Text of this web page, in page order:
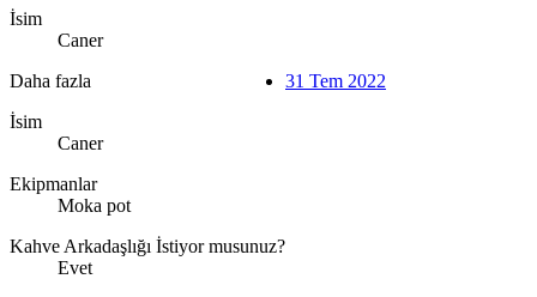
İsim
Caner
Daha fazla
İsim
Caner
Ekipmanlar
Moka pot
Kahve Arkadaşlığı İstiyor musunuz?
Evet
31 Tem 2022